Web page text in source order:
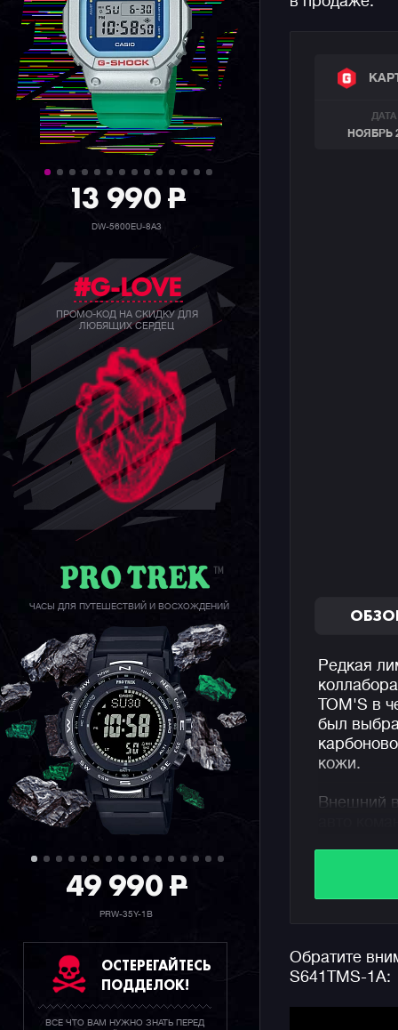
39 990P
GW-B5600BC-1B
#G-LOVE
ПРОМО-КОД НА СКИДКУ ДЛЯ
ЛЮБЯЩИХ СЕРДЕЦ
ЧАСЫ ДЛЯ ПУТЕШЕСТВИЙ И ВОСХОЖДЕНИЙ
49 990P
PRW-35Y-1B
ОСТЕРЕГАЙТЕСЬ
ПОДДЕЛОК!
ВСЕ ЧТО ВАМ НУЖНО ЗНАТЬ ПЕРЕД
ДАТА
НОЯБРЬ
Редкая
TOM'S в
был
кожи.
Внешний
цвета
переднюю
оттенка
Обратите
S641TMS-1A: